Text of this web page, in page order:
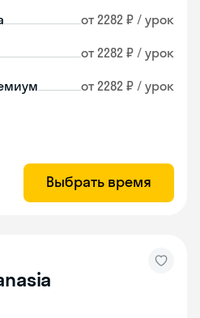
от 2282 ₽ / урок
от 2282 ₽ / урок
от 2282 ₽ / урок
Выбрать время